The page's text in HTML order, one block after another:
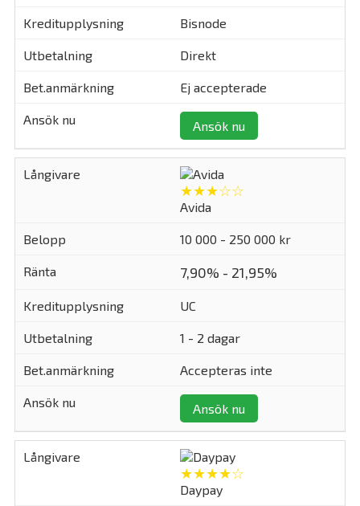
Bisnode
Direkt
Ej accepterade
Ansök nu
★★★☆☆
Avida
10 000 - 250 000 kr
7,90% - 21,95%
UC
1 - 2 dagar
Accepteras inte
Ansök nu
★★★★☆
Daypay